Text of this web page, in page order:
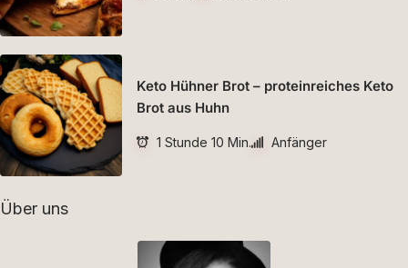
Keto Hühner Brot – proteinreiches Keto
Brot aus Huhn
1 Stunde 10 Min. Anfänger
Über uns